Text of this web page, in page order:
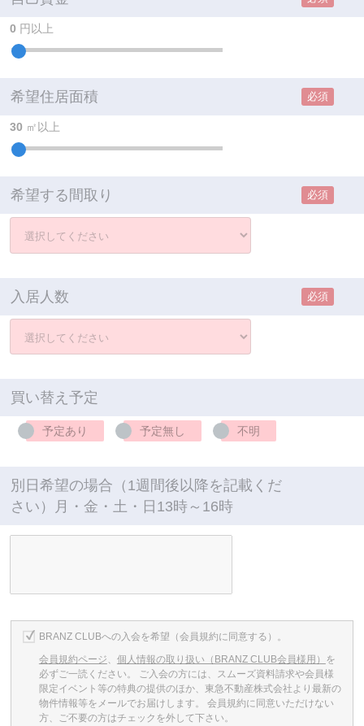
0 円以上
希望住居面積 必須
30 ㎡以上
希望する間取り 必須
入居人数 必須
買い替え予定
予定あり 予定無し 不明
別日希望の場合（1週間後以降を記載くだ
さい）月・金・土・日13時～16時
BRANZ CLUBへの入会を希望（会員規約に同意する）。
会員規約ページ
個人情報の取り扱い（BRANZ CLUB会員様用） を
必ずご一読ください。
ご入会の方には、スムーズ資料請求や会員様
限定イベント等の特典の提供のほか、東急不動産株式会社より最新の
物件情報等をメールでお届けします。
会員規約に同意いただけない
方、ご不要の方はチェックを外して下さい。